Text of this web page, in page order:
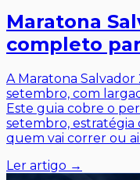
Maratona
completo
A Maratona
setembro, com
Este guia cobre o
setembro, estratégia
quem vai correr ou
Ler artigo →